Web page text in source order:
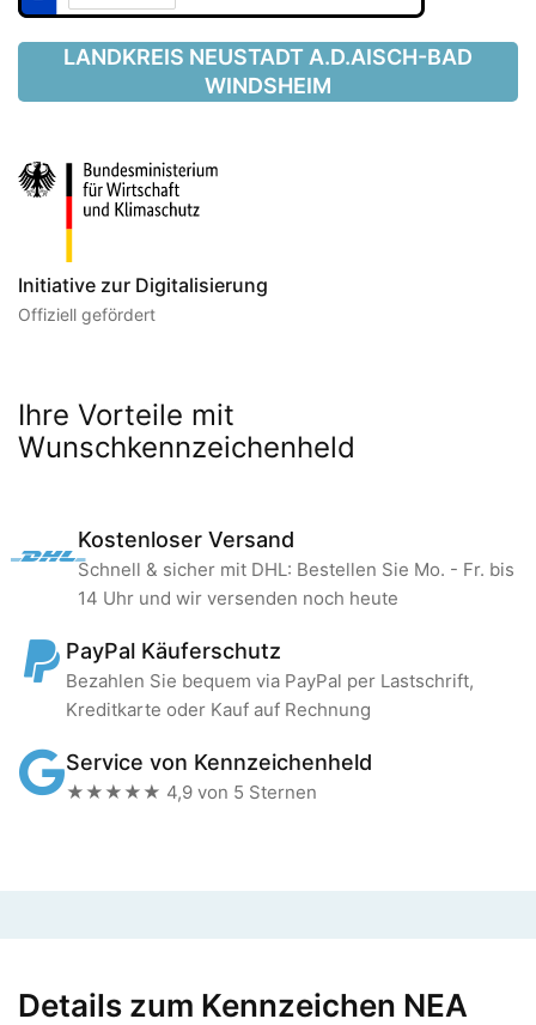
LANDKREIS NEUSTADT A.D.AISCH-BAD
WINDSHEIM
Initiative zur Digitalisierung
Offiziell gefördert
Ihre Vorteile mit
Wunschkennzeichenheld
Kostenloser Versand
Schnell & sicher mit DHL: Bestellen Sie Mo. - Fr. bis
14 Uhr und wir versenden noch heute
PayPal Käuferschutz
Bezahlen Sie bequem via PayPal per Lastschrift,
Kreditkarte oder Kauf auf Rechnung
Service von Kennzeichenheld
★★★★★ 4,9 von 5 Sternen
Details zum Kennzeichen NEA